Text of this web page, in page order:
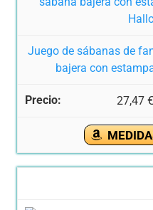
Juego de sábanas de
bajera con
27,47 €